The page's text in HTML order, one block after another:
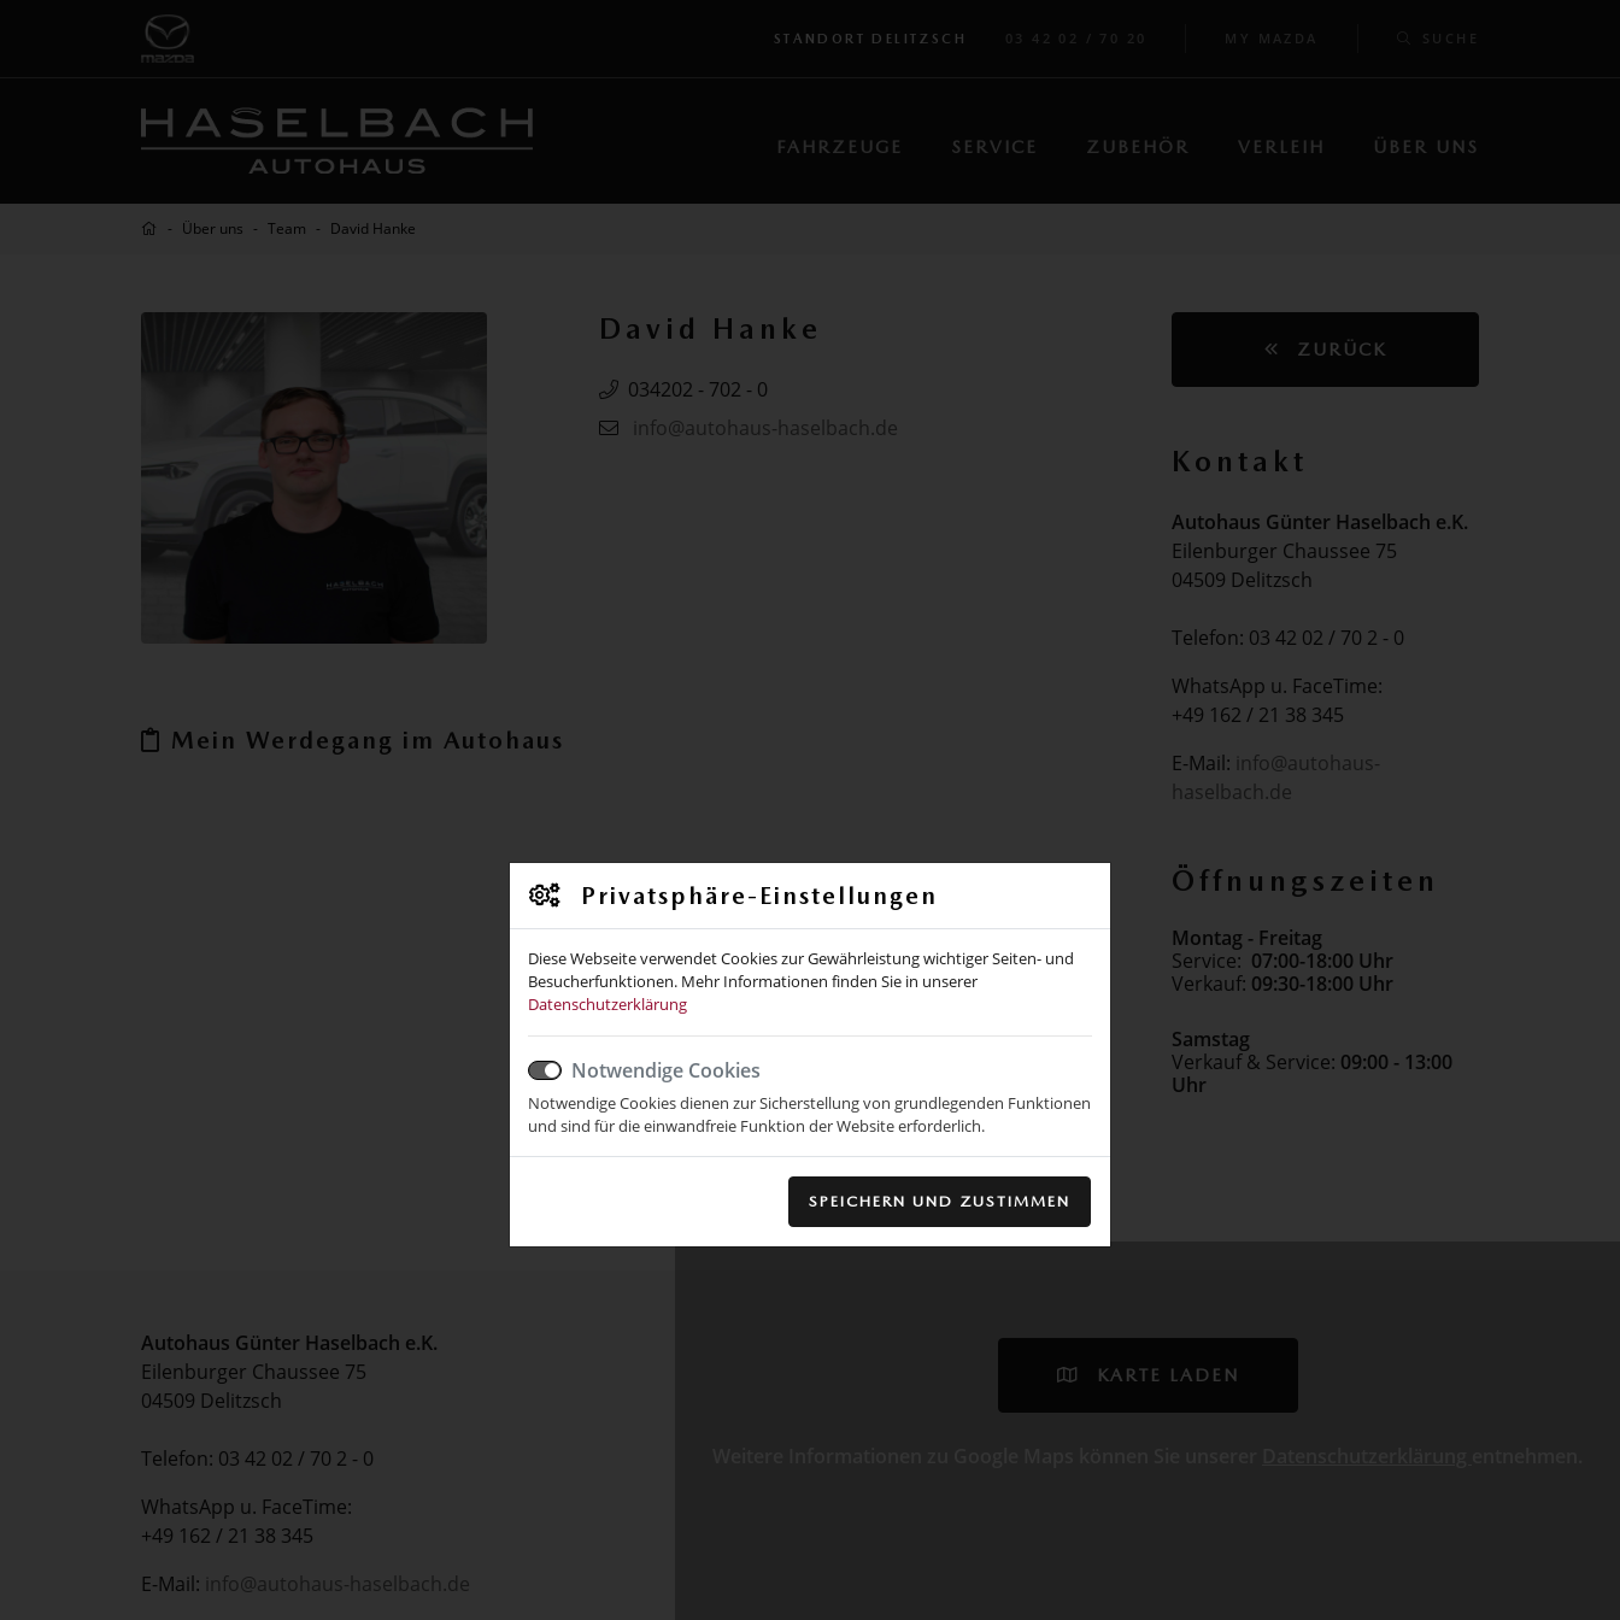
Privatsphäre-Einstellungen
Diese Webseite verwendet Cookies zur Gewährleistung wichtiger Seiten- und
Besucherfunktionen. Mehr Informationen finden Sie in unserer
Datenschutzerklärung
Notwendige Cookies
Notwendige Cookies dienen zur Sicherstellung von grundlegenden Funktionen
und sind für die einwandfreie Funktion der Website erforderlich.
SPEICHERN UND ZUSTIMMEN
STANDORT DELITZSCH 03 42 02 / 70 20 MY MAZDA SUCHE
FAHRZEUGE SERVICE ZUBEHÖR VERLEIH ÜBER UNS
Über uns Team David Hanke
David Hanke
034202 - 702 - 0
info@autohaus-haselbach.de
Mein Werdegang im Autohaus
ZURÜCK
Kontakt
Autohaus Günter Haselbach e.K.
Eilenburger Chaussee 75
04509 Delitzsch
Telefon: 03 42 02 / 70 2 - 0
WhatsApp u. FaceTime:
+49 162 / 21 38 345
E-Mail: info@autohaus-
haselbach.de
Öffnungszeiten
Montag - Freitag
Service: 07:00-18:00 Uhr
Verkauf: 09:30-18:00 Uhr
Samstag
Verkauf & Service: 09:00 - 13:00
Uhr
Autohaus Günter Haselbach e.K.
Eilenburger Chaussee 75
04509 Delitzsch
Telefon: 03 42 02 / 70 2 - 0
WhatsApp u. FaceTime:
+49 162 / 21 38 345
E-Mail: info@autohaus-haselbach.de
KARTE LADEN